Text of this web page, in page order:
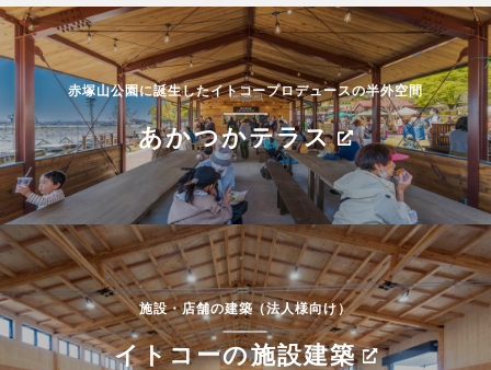
赤塚山公園に誕生したイトコープロデュースの半外空間
あかつかテラス
施設・店舗の建築（法人様向け）
イトコーの施設建築